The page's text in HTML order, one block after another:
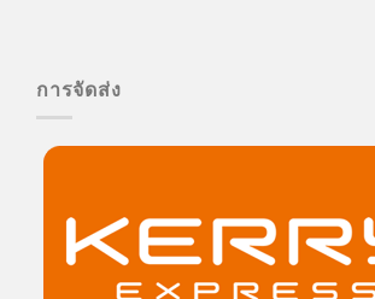
การจัดส่ง